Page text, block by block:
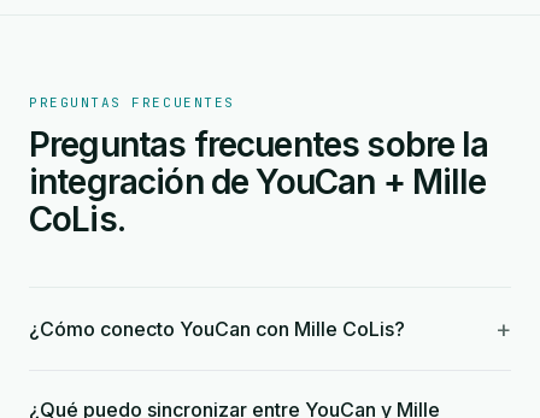
PREGUNTAS FRECUENTES
Preguntas frecuentes sobre la
integración de YouCan + Mille
CoLis.
¿Cómo conecto YouCan con Mille CoLis? +
¿Qué puedo sincronizar entre YouCan y Mille